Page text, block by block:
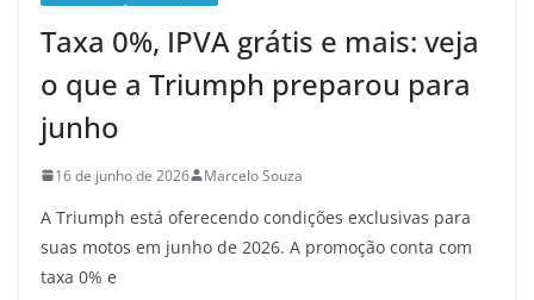
Taxa 0%, IPVA grátis e mais: veja
o que a Triumph preparou para
junho
16 de junho de 2026 Marcelo Souza
A Triumph está oferecendo condições exclusivas para
suas motos em junho de 2026. A promoção conta com
taxa 0% e